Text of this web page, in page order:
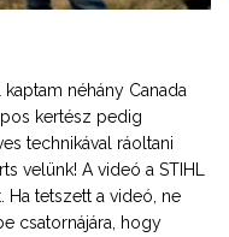
néhány Canada
kertész pedig
technikával ráoltani
velünk! A videó a STIHL
Ha tetszett a videó, ne
csatornájára, hogy